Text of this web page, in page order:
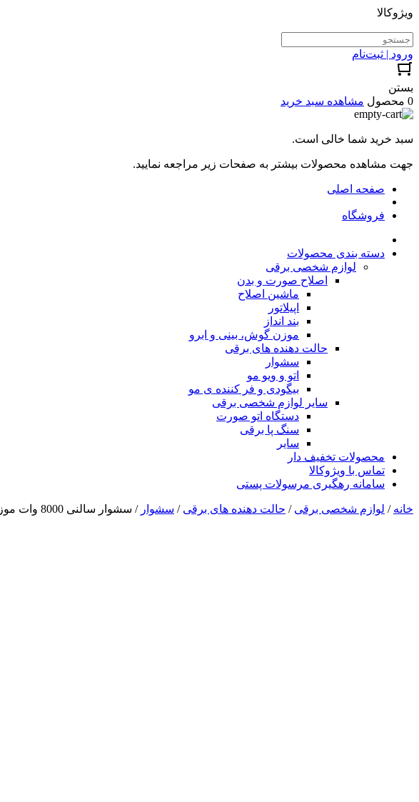
ویژوکالا
ورود | ثبت‌نام
بستن
0 محصول
مشاهده سبد خرید
سبد خرید شما خالی است.
جهت مشاهده محصولات بیشتر به صفحات زیر مراجعه نمایید.
صفحه اصلی
فروشگاه
دسته بندی محصولات
لوازم شخصی برقی
اصلاح صورت و بدن
ماشین اصلاح
اپیلاتور
بند انداز
موزن گوش، بینی و ابرو
حالت دهنده های برقی
سشوار
اتو و ویو مو
بیگودی و فر کننده ی مو
سایر لوازم شخصی برقی
دستگاه اتو صورت
سنگ پا برقی
سایر
محصولات تخفیف دار
تماس با ویژوکالا
سامانه رهگیری مرسولات پستی
خانه / لوازم شخصی برقی / حالت دهنده های برقی / سشوار / سشوار سالنی 8000 وات موزر مدل MS-X15 سبز